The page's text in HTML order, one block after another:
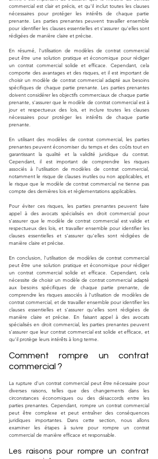
commercial est clair et précis, et qu'il inclut toutes les clauses
nécessaires pour protéger les intérêts de chaque partie
prenante. Les parties prenantes peuvent travailler ensemble
pour identifier les clauses essentielles et s'assurer qu'elles sont
rédigées de manière claire et précise.
En résumé, l'utilisation de modèles de contrat commercial
peut être une solution pratique et économique pour rédiger
un contrat commercial solide et efficace. Cependant, cela
comporte des avantages et des risques, et il est important de
choisir un modèle de contrat commercial adapté aux besoins
spécifiques de chaque partie prenante. Les parties prenantes
doivent considérer les objectifs commerciaux de chaque partie
prenante, s'assurer que le modèle de contrat commercial est à
jour et respectueux des lois, et inclure toutes les clauses
nécessaires pour protéger les intérêts de chaque partie
prenante.
En utilisant des modèles de contrat commercial, les parties
prenantes peuvent économiser du temps et des coûts tout en
garantissant la qualité et la validité juridique du contrat.
Cependant, il est important de comprendre les risques
associés à l'utilisation de modèles de contrat commercial,
notamment le risque de clauses inutiles ou non applicables, et
le risque que le modèle de contrat commercial ne tienne pas
compte des dernières lois et réglementations applicables.
Pour éviter ces risques, les parties prenantes peuvent faire
appel à des avocats spécialisés en droit commercial pour
s'assurer que le modèle de contrat commercial est valide et
respectueux des lois, et travailler ensemble pour identifier les
clauses essentielles et s'assurer qu'elles sont rédigées de
manière claire et précise.
En conclusion, l'utilisation de modèles de contrat commercial
peut être une solution pratique et économique pour rédiger
un contrat commercial solide et efficace. Cependant, cela
nécessite de choisir un modèle de contrat commercial adapté
aux besoins spécifiques de chaque partie prenante, de
comprendre les risques associés à l'utilisation de modèles de
contrat commercial, et de travailler ensemble pour identifier les
clauses essentielles et s'assurer qu'elles sont rédigées de
manière claire et précise. En faisant appel à des avocats
spécialisés en droit commercial, les parties prenantes peuvent
s'assurer que leur contrat commercial est solide et efficace, et
qu'il protège leurs intérêts à long terme.
Comment rompre un contrat
commercial ?
La rupture d'un contrat commercial peut être nécessaire pour
diverses raisons, telles que des changements dans les
circonstances économiques ou des désaccords entre les
parties prenantes. Cependant, rompre un contrat commercial
peut être complexe et peut entraîner des conséquences
juridiques importantes. Dans cette section, nous allons
examiner les étapes à suivre pour rompre un contrat
commercial de manière efficace et responsable.
Les raisons pour rompre un contrat